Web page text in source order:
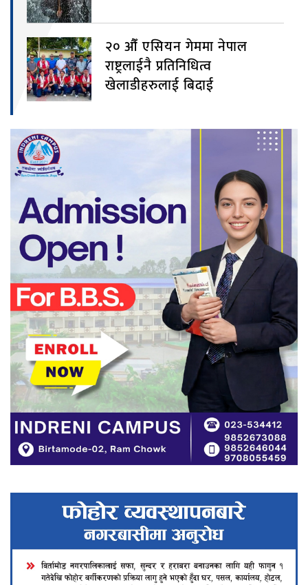
२० औँ एसियन गेममा नेपाल
राष्ट्रलाईनै प्रतिनिधित्व
खेलाडीहरुलाई बिदाई